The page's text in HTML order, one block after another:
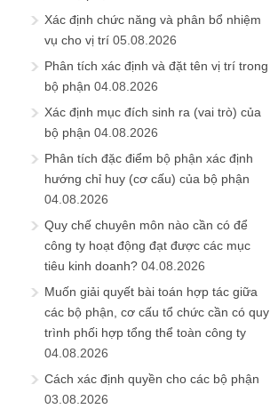
Xác định chức năng và phân bổ nhiệm
vụ cho vị trí 05.08.2026
Phân tích xác định và đặt tên vị trí trong
bộ phận 04.08.2026
Xác định mục đích sinh ra (vai trò) của
bộ phận 04.08.2026
Phân tích đặc điểm bộ phận xác định
hướng chỉ huy (cơ cấu) của bộ phận
04.08.2026
Quy chế chuyên môn nào cần có để
công ty hoạt động đạt được các mục
tiêu kinh doanh? 04.08.2026
Muốn giải quyết bài toán hợp tác giữa
các bộ phận, cơ cấu tổ chức cần có quy
trình phối hợp tổng thể toàn công ty
04.08.2026
Cách xác định quyền cho các bộ phận
03.08.2026